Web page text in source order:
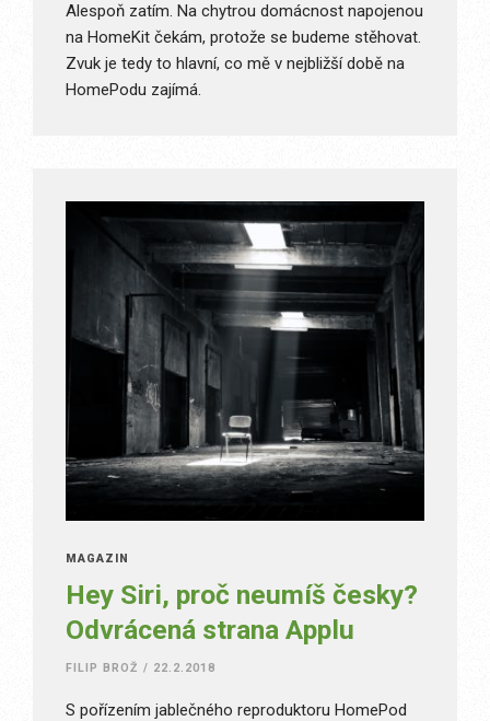
Alespoň zatím. Na chytrou domácnost napojenou
na HomeKit čekám, protože se budeme stěhovat.
Zvuk je tedy to hlavní, co mě v nejbližší době na
HomePodu zajímá.
MAGAZÍN
Hey Siri, proč neumíš česky?
Odvrácená strana Applu
FILIP BROŽ / 22.2.2018
S pořízením jablečného reproduktoru HomePod